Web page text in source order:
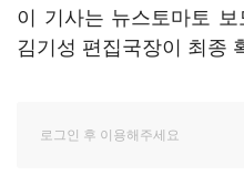
이 기사는 뉴스토마토
김기성 편집국장이 최종